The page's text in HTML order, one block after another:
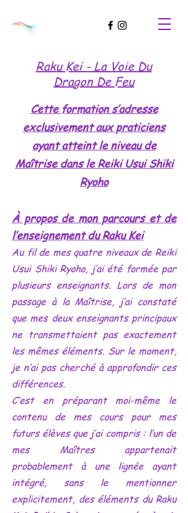
Raku Kei - La Voie Du
Dragon De Feu
Cette formation s’adresse
exclusivement aux praticiens
ayant atteint le niveau de
Maîtrise dans le Reiki Usui Shiki
Ryoho
À propos de mon parcours et de
l’enseignement du Raku Kei
Au fil de mes quatre niveaux de Reiki
Usui Shiki Ryoho, j’ai été formée par
plusieurs enseignants. Lors de mon
passage à la Maîtrise, j’ai constaté
que mes deux enseignants principaux
ne transmettaient pas exactement
les mêmes éléments. Sur le moment,
je n’ai pas cherché à approfondir ces
différences.
C’est en préparant moi-même le
contenu de mes cours pour mes
futurs élèves que j’ai compris : l’un de
mes Maîtres appartenait
probablement à une lignée ayant
intégré, sans le mentionner
explicitement, des éléments du Raku